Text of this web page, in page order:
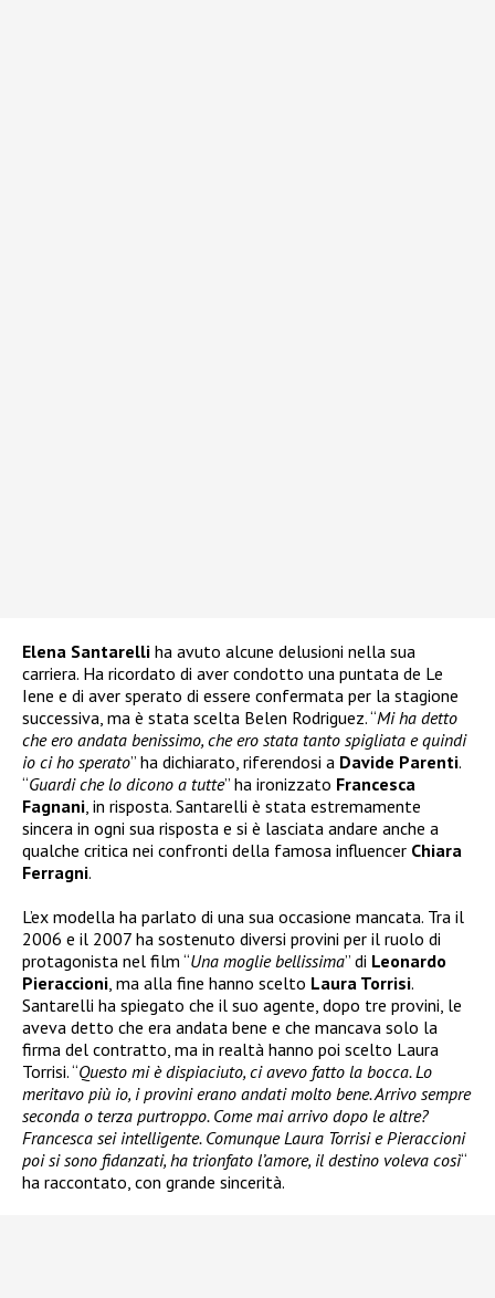
Elena Santarelli ha avuto alcune delusioni nella sua
carriera. Ha ricordato di aver condotto una puntata de Le
Iene e di aver sperato di essere confermata per la stagione
successiva, ma è stata scelta Belen Rodriguez. “Mi ha detto
che ero andata benissimo, che ero stata tanto spigliata e quindi
io ci ho sperato” ha dichiarato, riferendosi a Davide Parenti.
“Guardi che lo dicono a tutte” ha ironizzato Francesca
Fagnani , in risposta. Santarelli è stata estremamente
sincera in ogni sua risposta e si è lasciata andare anche a
qualche critica nei confronti della famosa influencer Chiara
Ferragni.
L’ex modella ha parlato di una sua occasione mancata. Tra il
2006 e il 2007 ha sostenuto diversi provini per il ruolo di
protagonista nel film “Una moglie bellissima” di Leonardo
Pieraccioni , ma alla fine hanno scelto Laura Torrisi.
Santarelli ha spiegato che il suo agente, dopo tre provini, le
aveva detto che era andata bene e che mancava solo la
firma del contratto, ma in realtà hanno poi scelto Laura
Torrisi. “Questo mi è dispiaciuto, ci avevo fatto la bocca. Lo
meritavo più io, i provini erano andati molto bene. Arrivo sempre
seconda o terza purtroppo. Come mai arrivo dopo le altre?
Francesca sei intelligente. Comunque Laura Torrisi e Pieraccioni
poi si sono fidanzati, ha trionfato l’amore, il destino voleva così“
ha raccontato, con grande sincerità.